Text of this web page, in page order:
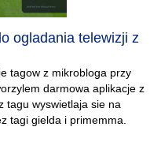
ogladania telewizji z
tagow z mikrobloga przy
darmowa aplikacje z
tagu wyswietlaja sie na
tagi gielda i primemma.